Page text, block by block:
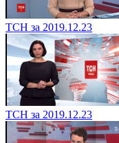
ТСН за 2019.12.23
ТСН за 2019.12.23